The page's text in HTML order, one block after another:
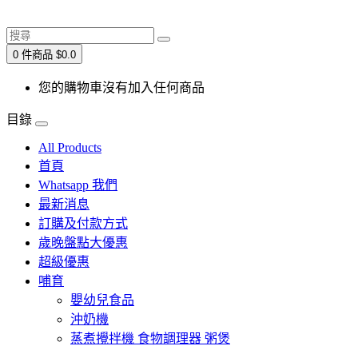
0 件商品 $0.0
您的購物車沒有加入任何商品
目錄
All Products
首頁
Whatsapp 我們
最新消息
訂購及付款方式
歲晚盤點大優惠
超級優惠
哺育
嬰幼兒食品
沖奶機
蒸煮攪拌機 食物調理器 粥煲